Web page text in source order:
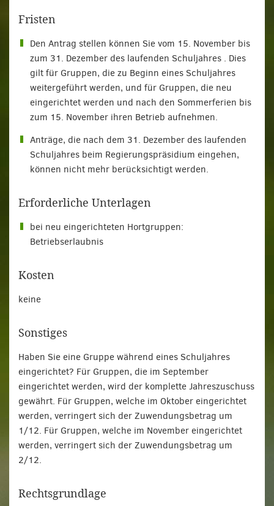
Fristen
Den Antrag stellen können Sie vom 15. November bis
zum 31. Dezember des laufenden Schuljahres . Dies
gilt für Gruppen, die zu Beginn eines Schuljahres
weitergeführt werden, und für Gruppen, die neu
eingerichtet werden und nach den Sommerferien bis
zum 15. November ihren Betrieb aufnehmen.
Anträge, die nach dem 31. Dezember des laufenden
Schuljahres beim Regierungspräsidium eingehen,
können nicht mehr berücksichtigt werden.
Erforderliche Unterlagen
bei neu eingerichteten Hortgruppen:
Betriebserlaubnis
Kosten
keine
Sonstiges
Haben Sie eine Gruppe während eines Schuljahres
eingerichtet? Für Gruppen, die im September
eingerichtet werden, wird der komplette Jahreszuschuss
gewährt. Für Gruppen, welche im Oktober eingerichtet
werden, verringert sich der Zuwendungsbetrag um
1/12. Für Gruppen, welche im November eingerichtet
werden, verringert sich der Zuwendungsbetrag um
2/12.
Rechtsgrundlage